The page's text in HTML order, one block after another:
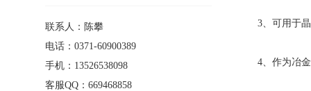
联系人：陈攀
电话：0371-60900389
手机：13526538098
客服QQ：669468858
3、可用于晶
4、作为冶金